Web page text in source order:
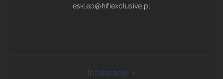
esklep@hifiexclusive.pl
Informacje